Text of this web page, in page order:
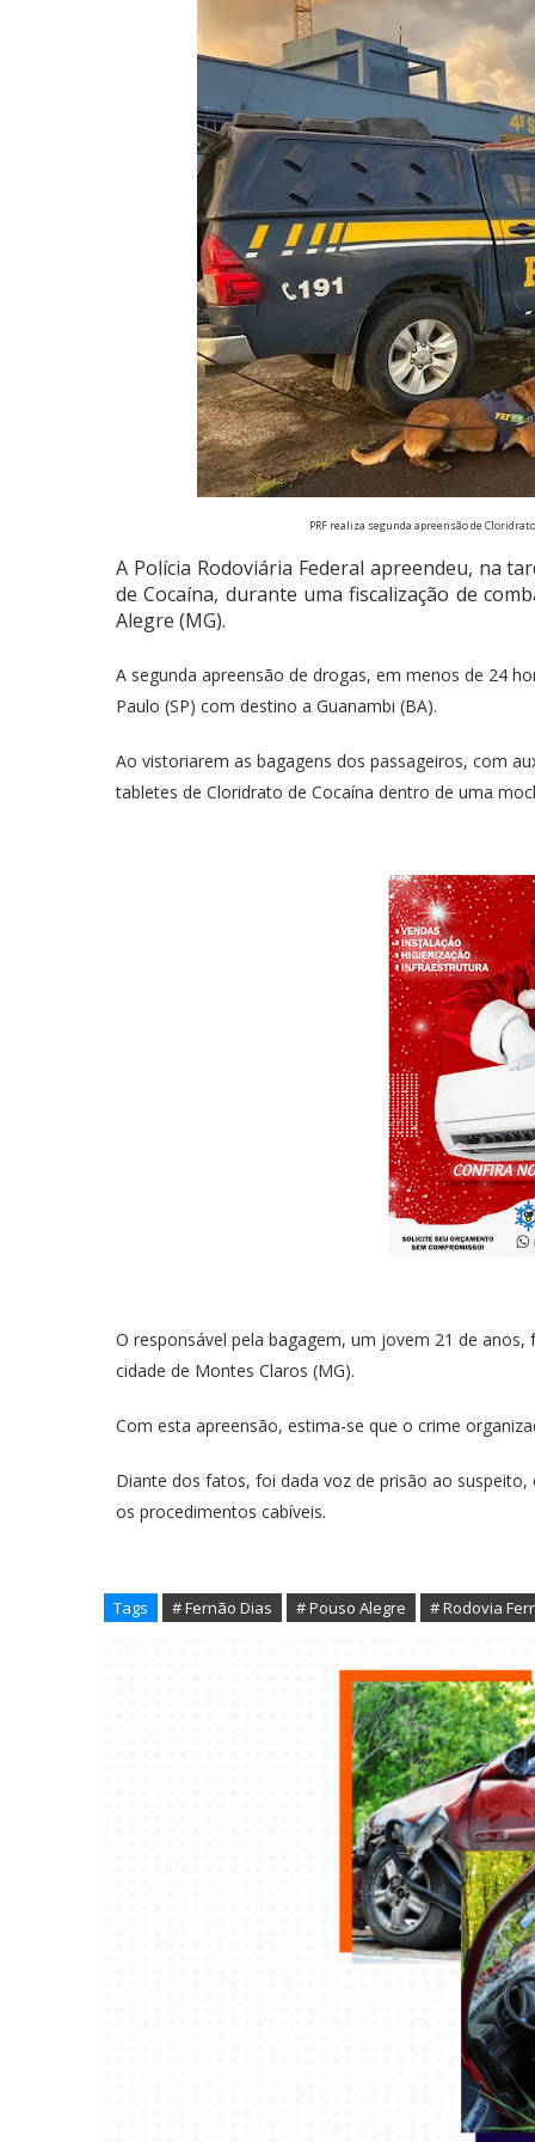
PRF realiza segunda apreensão de
A Polícia Rodoviária Federal apreendeu, na
de Cocaína, durante uma fiscalização de
Alegre (MG).
A segunda apreensão de drogas, em menos de 24
Paulo (SP) com destino a Guanambi (BA).
Ao vistoriarem as bagagens dos passageiros, com
tabletes de Cloridrato de Cocaína dentro de uma
O responsável pela bagagem, um jovem 21 de
cidade de Montes Claros (MG).
Com esta apreensão, estima-se que o crime
Diante dos fatos, foi dada voz de prisão ao
os procedimentos cabíveis.
Tags # Fernão Dias # Pouso Alegre # Rodovia